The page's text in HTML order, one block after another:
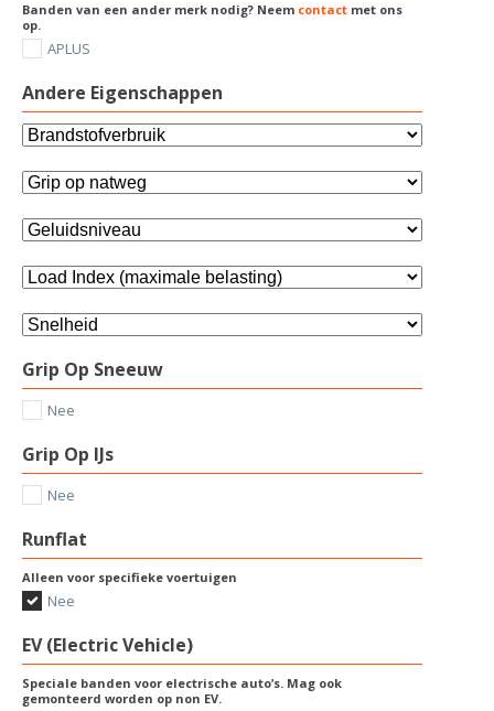
Banden van een ander merk nodig? Neem contact met ons
op.
APLUS
Andere Eigenschappen
Grip Op Sneeuw
Nee
Grip Op IJs
Nee
Runflat
Alleen voor specifieke voertuigen
Nee
EV (Electric Vehicle)
Speciale banden voor electrische auto’s. Mag ook
gemonteerd worden op non EV.